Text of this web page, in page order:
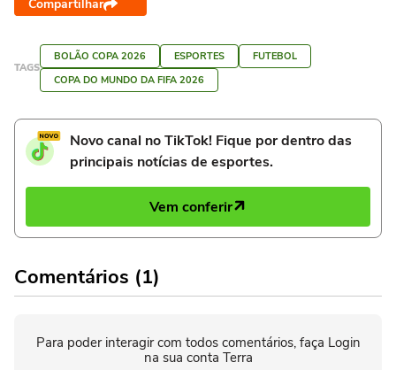
Compartilhar
TAGS
BOLÃO COPA 2026 ESPORTES
FUTEBOL
COPA DO MUNDO DA FIFA 2026
Novo canal no TikTok! Fique por dentro das
principais notícias de esportes.
Vem conferir
Comentários (1)
Para poder interagir com todos comentários, faça Login
na sua conta Terra